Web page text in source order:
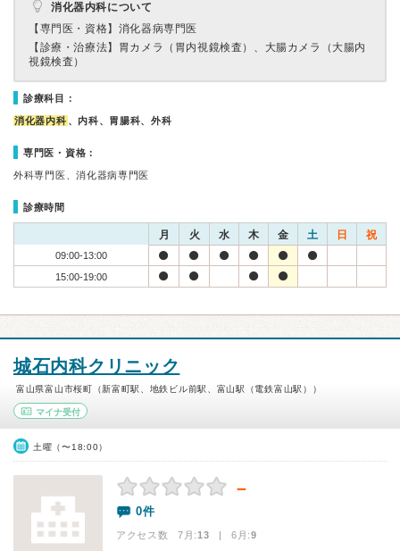
消化器内科について
【専門医・資格】 消化器病専門医
【診療・治療法】 胃カメラ（胃内視鏡検査）、大腸カメラ（大腸内
視鏡検査）
診療科目：
消化器内科 、内科、胃腸科、外科
専門医・資格：
外科専門医、消化器病専門医
診療時間
月 火 水 木 金 土 日 祝
09:00-13:00
15:00-19:00
城石内科クリニック
富山県富山市桜町（新富町駅、地鉄ビル前駅、富山駅（電鉄富山駅））
マイナ受付
土曜（〜18:00）
－
0件
アクセス数 7月:13 | 6月:9